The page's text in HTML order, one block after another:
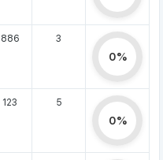
886 3
0%
123 5
0%